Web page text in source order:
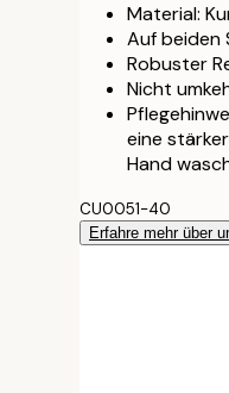
60 x 60
Material:
Auf beiden
Robuster
Nicht
eine
Hand
CU0051-40
Erfahre mehr über